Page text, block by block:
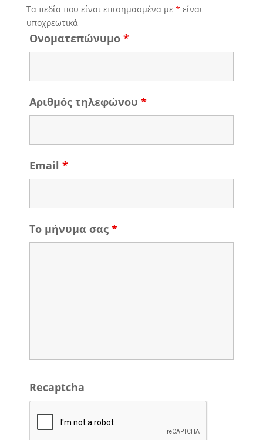
Τα πεδία που είναι επισημασμένα με * είναι
υποχρεωτικά
Ονοματεπώνυμο *
Αριθμός τηλεφώνου *
Email *
Το μήνυμα σας *
Recaptcha